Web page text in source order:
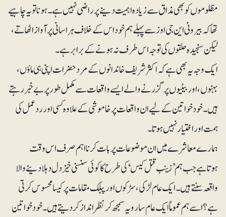
مظلوموں کو بھی مذاق سے زیادہ اہمیت دینے پر راضی نہیں ہے۔ ہونا تو یہ چاہیے
تھا کہ بیرونی این جی اوز سے پہلے ہم خود اس کے خلاف ہراسانی پر آواز اٹھاتے،
لیکن سنجیدہ حلقوں کی توجہ اس طرف نہ ہونے کے برابر ہے۔
ایک وجہ یہ بھی ہے کہ اکثر شریف خاندانوں کے مرد حضرات اپنی ہی ماؤں،
بہنوں، اور بیٹیوں پر گزرنے والے ایسے واقعات سے مکمل طور پر بے خبر رہتے
ہیں۔ خود خواتین کے لیے ان واقعات پر خاموشی کے علاوہ کسی اور رد عمل کی
ہمت اور اختیار نہیں ہوتا۔
ہمارے معاشرے میں ان موضوعات پر بات کرنا اہم صرف اس وقت
ہوتاہے جب ہم ’زینب قتل کیس‘ کی طرح کا کوئی سنسنی خیز دل دہلا دینے والا
واقعہ سنتے ہیں۔ ایک عام لڑکی، سڑکوں اور پبلک مقامات پر کیسا محسوس کرتی
ہے؟ اسے ہم عموماً ایک عام سا رویہ سمجھ کر نظر انداز کر دیتے ہیں۔ خود خواتین